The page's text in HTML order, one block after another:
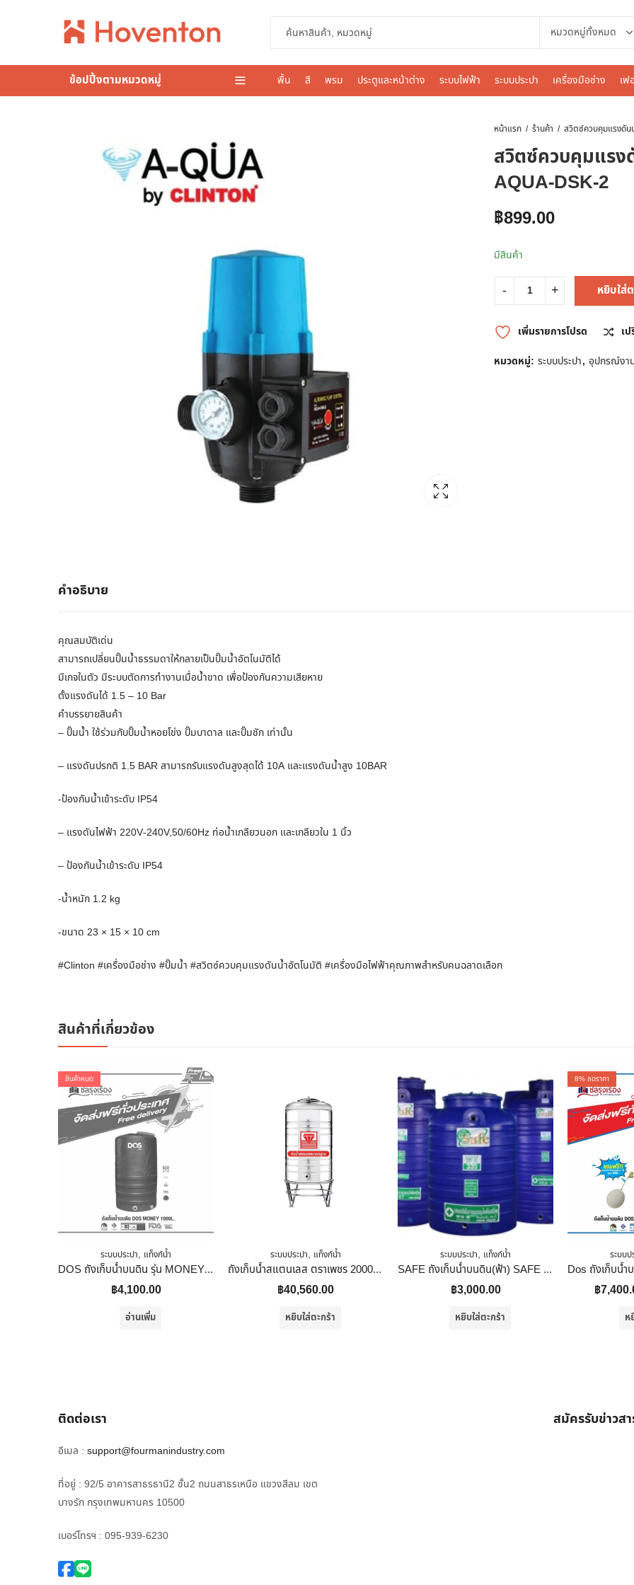
ข้อปปิ้งตามหมวดหมู่ พื้น สี พรม ประตูและหน้าต่าง ระบบไฟฟ้า ระบบประปา เครื่องมือช่าง เฟ
หน้าแรก ร้านค้า
สวิตซ์ควบคุมแรง
AQUA-DSK-2
฿899.00
มีสินค้า
หยิบใส่
เพิ่มรายการโปรด
เ
หมวดหมู่: ระบบประปา, อุปกรณ์งา
คำอธิบาย
คุณสมบัติเด่น
สามารถเปลี่ยนปั๊มน้ำธรรมดาให้กลายเป็นปั๊มน้ำอัตโนมัติได้
มีเกจในตัว มีระบบตัดการทำงานเมื่อน้ำขาด เพื่อป้องกันความเสียหาย
ตั้งแรงดันได้ 1.5 – 10 Bar
คำบรรยายสินค้า
– ปั๊มน้ำ ใช้ร่วมกับปั๊มน้ำหอยโข่ง ปั๊มบาดาล และปั๊มชัก เท่านั้น
– แรงดันปรกติ 1.5 BAR สามารถรับแรงดันสูงสุดได้ 10A และแรงดันน้ำสูง 10BAR
-ป้องกันน้ำเข้าระดับ IP54
– แรงดันไฟฟ้า 220V-240V,50/60Hz ท่อน้ำเกลียวนอก และเกลียวใน 1 นิ้ว
– ป้องกันน้ำเข้าระดับ IP54
-น้ำหนัก 1.2 kg
-ขนาด 23 × 15 × 10 cm
#Clinton #เครื่องมือช่าง #ปั๊มน้ำ #สวิตซ์ควบคุมแรงดันน้ำอัตโนมัติ #เครื่องมือไฟฟ้าคุณภาพสำหรับคนฉลาดเลือก
สินค้าที่เกี่ยวข้อง
สินค้าหมด
ระบบประปา, แท็งก์น้ำ
DOS ถังเก็บน้ำบนดิน รุ่น MONEY ECO 13 GR ขนาด 1000 L สีเขียว
฿4,100.00
อ่านเพิ่ม
ระบบประปา, แท็งก์น้ำ
ถังเก็บน้ำสแตนเลส ตราเพชร 2000 ลิตร รุ่นพื้นเรียบ DMFL
฿40,560.00
หยิบใส่ตะกร้า
ระบบประปา, แท็งก์น้ำ
SAFE ถังเก็บน้ำบนดิน(ฟ้า) SAFE รุ่น WT-500 สีฟ้า
฿3,000.00
หยิบใส่ตะกร้า
8% ลดราคา
ระบบป
฿
ห
ติดต่อเรา
อีเมล : support@fourmanindustry.com
ที่อยู่ : 92/5 อาคารสาธรธานี2 ชั้น2 ถนนสาธรเหนือ แขวงสีลม เขต
บางรัก กรุงเทพมหานคร 10500
เบอร์โทรฯ : 095-939-6230
สมัครรับข่าวสา